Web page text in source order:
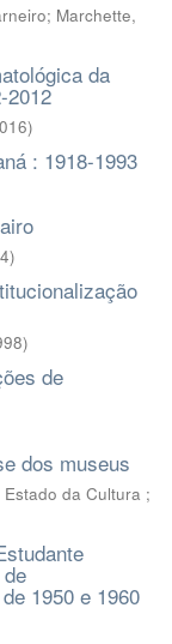
; Marchette,
da
2012
)
: 1918-1993
)
)
de
dos museus
da Cultura ;
1950 e 1960